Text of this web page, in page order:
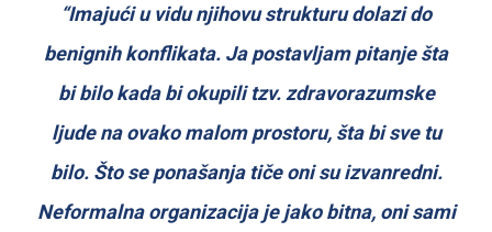
“Imajući u vidu njihovu strukturu dolazi do
benignih konflikata. Ja postavljam pitanje šta
bi bilo kada bi okupili tzv. zdravorazumske
ljude na ovako malom prostoru, šta bi sve tu
bilo. Što se ponašanja tiče oni su izvanredni.
Neformalna organizacija je jako bitna, oni sami